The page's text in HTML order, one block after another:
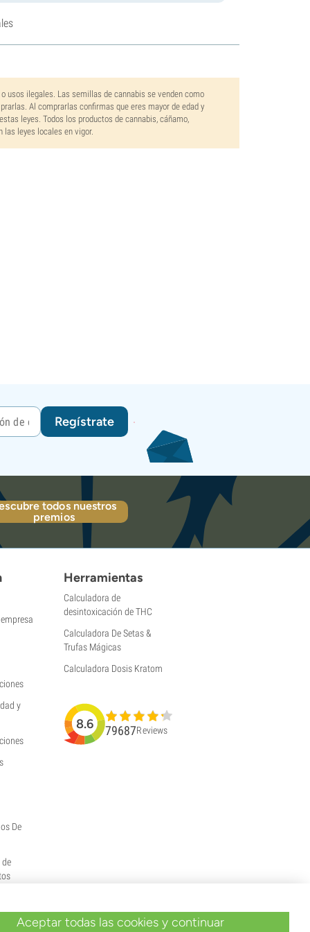
usos ilegales. Las semillas de cannabis se venden como
Al comprarlas confirmas que eres mayor de edad y
leyes. Todos los productos de cannabis, cáñamo,
leyes locales en vigor.
Regístrate
todos nuestros
premios
y
De
Herramientas
Calculadora de
desintoxicación de THC
Calculadora De Setas &
Trufas Mágicas
Calculadora Dosis Kratom
8.6 79687Reviews
Aceptar todas las cookies y continuar